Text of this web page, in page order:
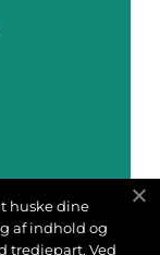
huske dine
af indhold og
tredjepart. Ved